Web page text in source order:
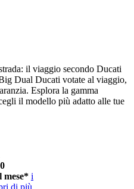
il viaggio secondo Ducati
Dual Ducati votate al viaggio,
Esplora la gamma
il modello più adatto alle tue
mese* i
di più